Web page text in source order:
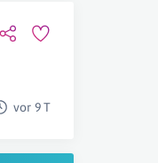
vor 9 T